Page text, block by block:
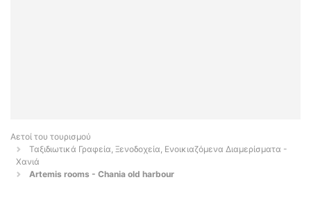
Αετοί του τουρισμού
Ταξιδιωτικά Γραφεία, Ξενοδοχεία, Ενοικιαζόμενα Διαμερίσματα -
Χανιά
Artemis rooms - Chania old harbour